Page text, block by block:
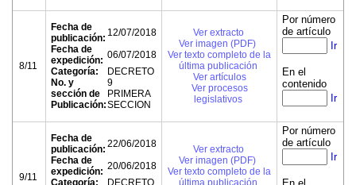
8/11
Fecha de
publicación: 12/07/2018
Fecha de
expedición: 06/07/2018
Categoría:
DECRETO
No. y
sección de
Publicación:
9
PRIMERA
SECCION
Ver extracto
Ver imagen (PDF)
Ver texto completo de la
última publicación
Ver artículos
Ver procesos
legislativos
Por número
de artículo
Ir
En el
contenido
Ir
9/11
Fecha de
publicación: 22/06/2018
Fecha de
expedición: 20/06/2018
Categoría:
DECRETO
Ver extracto
Ver imagen (PDF)
Ver texto completo de la
última publicación
Por número
de artículo
Ir